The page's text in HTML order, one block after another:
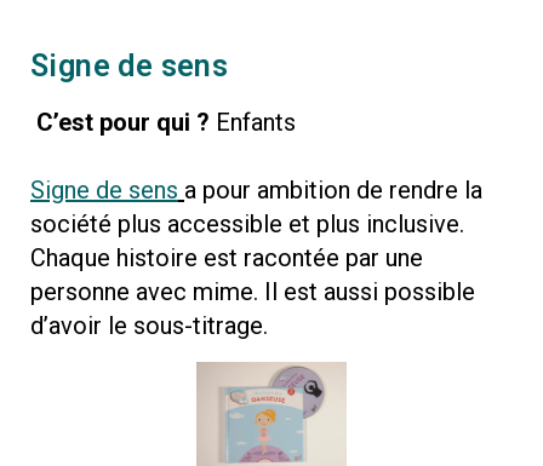
Signe de sens
C’est pour qui ? Enfants
Signe de sens a pour ambition de rendre la
société plus accessible et plus inclusive.
Chaque histoire est racontée par une
personne avec mime. Il est aussi possible
d’avoir le sous-titrage.